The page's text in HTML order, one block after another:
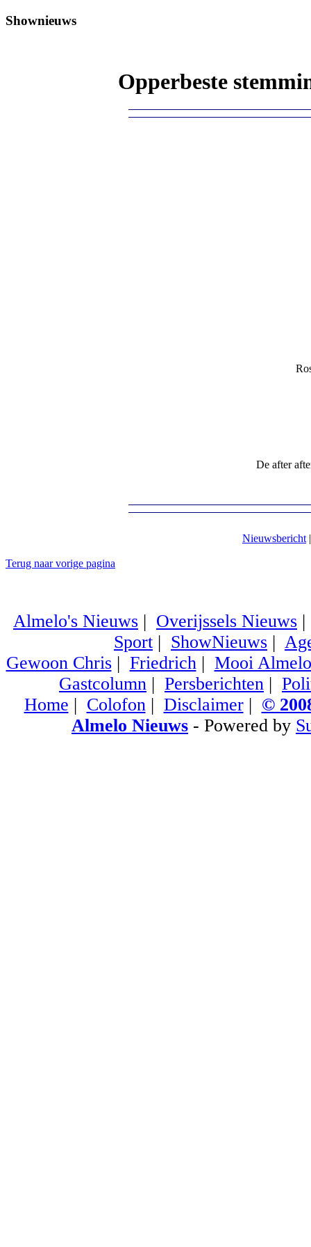
Shownieuws
Opperbeste
De after
Nieuwsbericht
Terug naar vorige pagina
Almelo's Nieuws | Overijssels Nieuws
Sport | ShowNieuws |
Gewoon Chris| Friedrich| Mooi Almelo
Gastcolumn | Persberichten |
Home | Colofon| Disclaimer| ©
Almelo Nieuws - Powered by